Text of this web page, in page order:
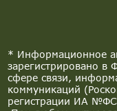
* Информационное
зарегистрировано в
сфере связи,
коммуникаций
регистрации ИА